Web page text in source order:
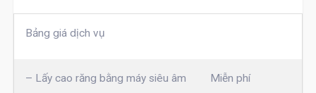
Bảng giá dịch vụ
– Lấy cao răng bằng máy siêu âm Miễn phí